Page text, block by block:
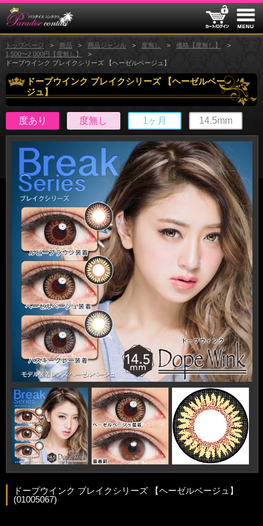
トップページ 商品 商品ジャンル 度無し
価格【度無し】
1,500〜2,000円【度無し】
ドープウインク ブレイクシリーズ 【ヘーゼルベージュ】
ドープウインク ブレイクシリーズ 【ヘーゼルベー
ジュ】
度あり 度無し 1ヶ月 14.5mm
ドープウインク ブレイクシリーズ 【ヘーゼルベージュ】
(01005067)